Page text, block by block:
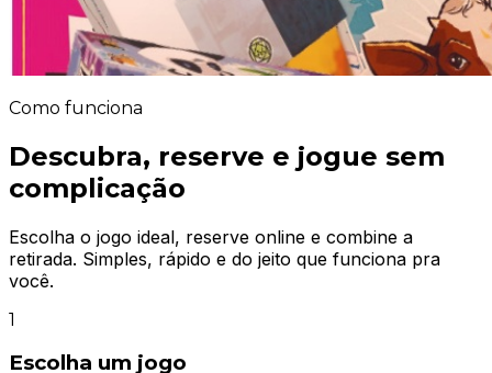
Como funciona
Descubra, reserve e jogue sem
complicação
Escolha o jogo ideal, reserve online e combine a
retirada. Simples, rápido e do jeito que funciona pra
você.
1
Escolha um jogo